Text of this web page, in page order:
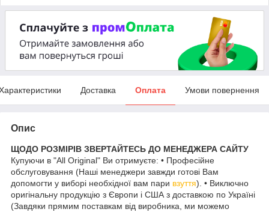
Доставка Оплата Умови повернення
Опис
ЩОДО РОЗМІРІВ ЗВЕРТАЙТЕСЬ ДО МЕНЕДЖЕРА САЙТУ
Купуючи в "All Original" Ви отримуєте: • Професійне
обслуговування (Наші менеджери завжди готові Вам
допомогти у виборі необхідної вам пари взуття). • Виключно
оригінальну продукцію з Європи і США з доставкою по Україні
(Завдяки прямим поставкам від виробника, ми можемо